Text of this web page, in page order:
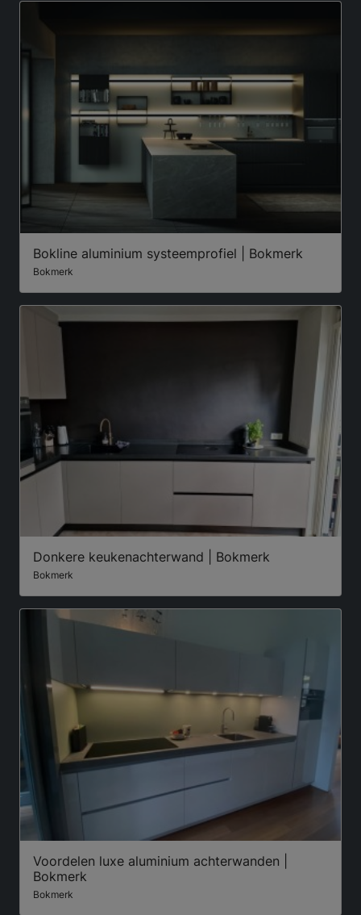
Bokline aluminium systeemprofiel | Bokmerk
Bokmerk
Donkere keukenachterwand | Bokmerk
Bokmerk
Voordelen luxe aluminium achterwanden |
Bokmerk
Bokmerk